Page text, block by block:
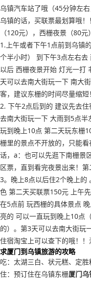
乌镇汽车站了哦（45分钟左
乌镇的话，买联票最划算哦
（120元），西栅夜景（80元
1.上午或者下午1点前到乌镇
个半小时） 到下午3点左右
以后 西栅夜景开始 灯光一打
天可以去南大街玩一下 南大
客，建议东栅的时间尽量缩短
2. 下午2点后到的 建议先去
去南大街玩一下 大雨到5点
玩到晚上10点 第二天玩东栅
栅里的景点不开放的，只能
话，a：也可以先逛下南栅景
区票，直到看完夜景出来！第
3。晚上8点以后住2个晚上的
色 第二天买联票150元 上午
在5点前 玩西栅的具体景点
亮的 可以一直玩到晚上10点
的）。第3天可以去南大街玩
住宿淘宝上可以查下的哦！
求厦门到乌镇旅游的攻略
吃：太湖三白、状元糕、定胜
住：预订住在乌镇东栅厦门